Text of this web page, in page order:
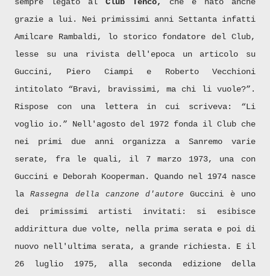
grazie a lui. Nei primissimi anni Settanta infatti
Amilcare Rambaldi, lo storico fondatore del Club,
lesse su una rivista dell'epoca un articolo su
Guccini, Piero Ciampi e Roberto Vecchioni
intitolato “Bravi, bravissimi, ma chi li vuole?”.
Rispose con una lettera in cui scriveva: “Li
voglio io.” Nell'agosto del 1972 fonda il Club che
nei primi due anni organizza a Sanremo varie
serate, fra le quali, il 7 marzo 1973, una con
Guccini e Deborah Kooperman. Quando nel 1974 nasce
laRassegna della canzone d'autore
Guccini è uno
dei primissimi artisti invitati: si esibisce
addirittura due volte, nella prima serata e poi di
nuovo nell'ultima serata, a grande richiesta. E il
26 luglio 1975, alla seconda edizione della